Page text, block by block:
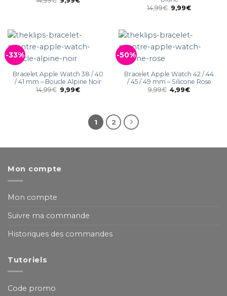
14,99€ 9,99€
-33%
Bracelet Apple Watch 38 / 40
/ 41 mm – Boucle Alpine Noir
14,99€ 9,99€
-50%
Bracelet Apple Watch 42 / 44
/ 45 / 49 mm – Silicone Rose
9,99€ 4,99€
1 2
Mon compte
Mon compte
Suivre ma commande
Historiques des commandes
Tutoriels
Code promo